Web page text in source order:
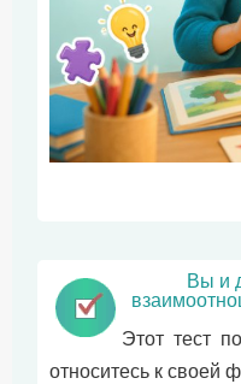
Вы и
Этот тест
относитесь к своей